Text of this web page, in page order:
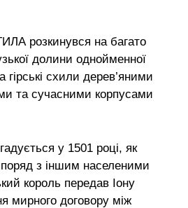
розкинувся на багато
долини однойменної
гірські схили дерев’яними
та сучасними корпусами
у 1501 році, як
з іншим населеними
король передав Іону
мирного договору між